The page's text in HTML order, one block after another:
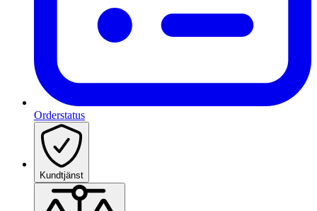
Orderstatus
Kundtjänst